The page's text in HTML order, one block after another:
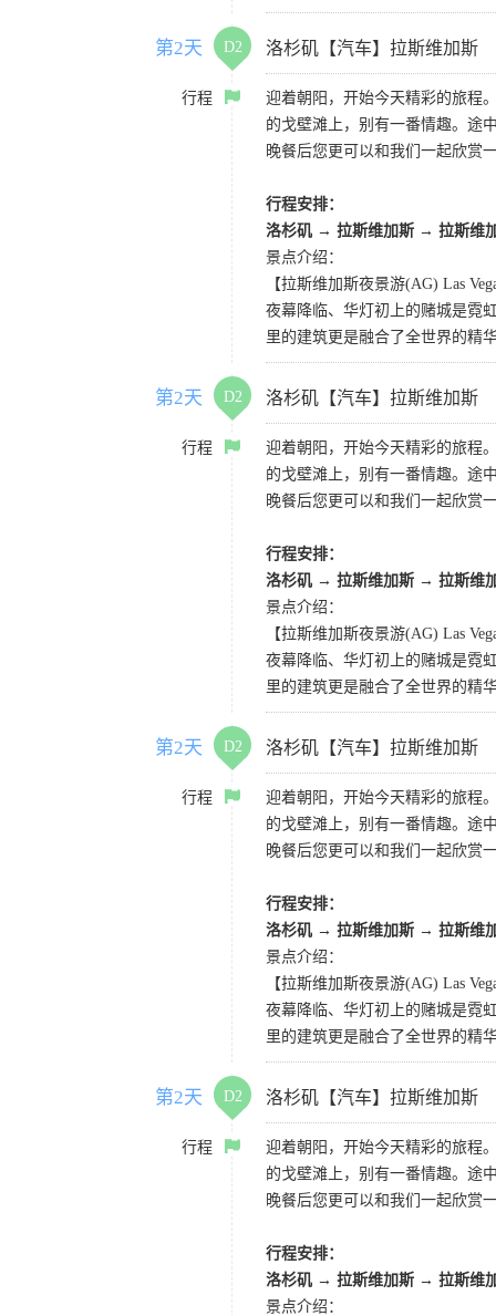
第2天 D2 洛杉矶【汽车】拉斯维加斯
行程
迎着朝阳，开始今天精彩的旅程
的戈壁滩上，别有一番情趣。途
晚餐后您更可以和我们一起欣赏
行程安排：
洛杉矶 → 拉斯维加斯 → 拉斯维
景点介绍：
【拉斯维加斯夜景游(AG) Las
夜幕降临、华灯初上的赌城是霓
里的建筑更是融合了全世界的精
第2天 D2 洛杉矶【汽车】拉斯维加斯
行程
迎着朝阳，开始今天精彩的旅程
的戈壁滩上，别有一番情趣。途
晚餐后您更可以和我们一起欣赏
行程安排：
洛杉矶 → 拉斯维加斯 → 拉斯维
景点介绍：
【拉斯维加斯夜景游(AG) Las
夜幕降临、华灯初上的赌城是霓
里的建筑更是融合了全世界的精
第2天 D2 洛杉矶【汽车】拉斯维加斯
行程
迎着朝阳，开始今天精彩的旅程
的戈壁滩上，别有一番情趣。途
晚餐后您更可以和我们一起欣赏
行程安排：
洛杉矶 → 拉斯维加斯 → 拉斯维
景点介绍：
【拉斯维加斯夜景游(AG) Las
夜幕降临、华灯初上的赌城是霓
里的建筑更是融合了全世界的精
第2天 D2 洛杉矶【汽车】拉斯维加斯
行程
迎着朝阳，开始今天精彩的旅程
的戈壁滩上，别有一番情趣。途
晚餐后您更可以和我们一起欣赏
行程安排：
洛杉矶 → 拉斯维加斯 → 拉斯维
景点介绍：